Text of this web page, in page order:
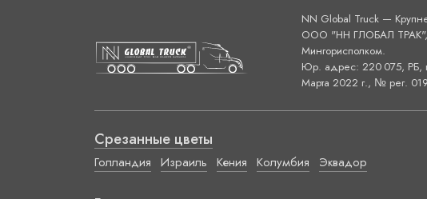
NN Global Truck —
ООО "НН ГЛОБАЛ ТРАК",
Мингорисполком.
Юр. адрес: 220 075, РБ,
Марта 2022 г., № рег.
Срезанные цветы
Голландия Израиль Кения Колумбия Эквадор